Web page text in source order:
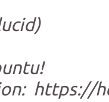
https://